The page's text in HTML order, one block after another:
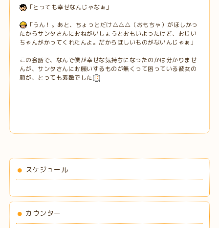
「とっても幸せなんじゃなぁ」
「うん！。あと、ちょっとだけ△△△（おもちゃ）がほしかっ
たからサンタさんにおねがいしょうとおもいよったけど、おじい
ちゃんがかってくれたんよ。だからほしいものがないんじゃぁ」
この会話で、なんで僕が幸せな気持ちになったのかは分かりませ
んが、サンタさんにお願いするものが無くって困っている彼女の
顔が、とっても素敵でした
スケジュール
カウンター